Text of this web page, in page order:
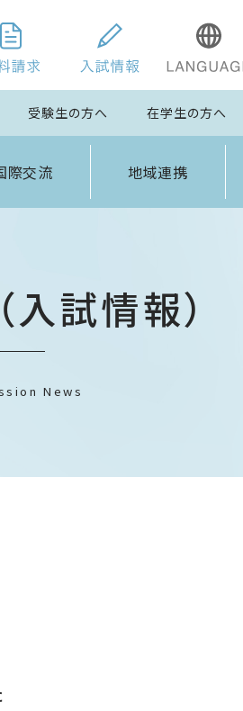
受験生の方へ 在学生の方へ
際交流 地域連携
入試情報）
News